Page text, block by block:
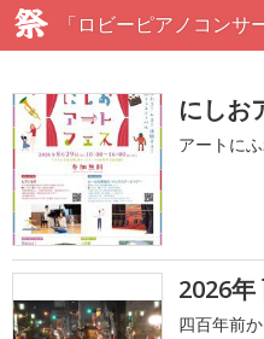
「ロビーピアノコンサ
にしお
アートに
2026年
四百年前